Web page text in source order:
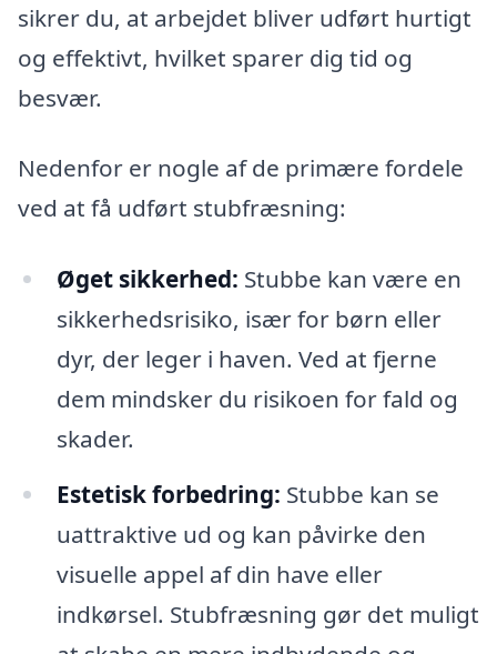
sikrer du, at arbejdet bliver udført hurtigt
og effektivt, hvilket sparer dig tid og
besvær.
Nedenfor er nogle af de primære fordele
ved at få udført stubfræsning:
Øget sikkerhed: Stubbe kan være en
sikkerhedsrisiko, især for børn eller
dyr, der leger i haven. Ved at fjerne
dem mindsker du risikoen for fald og
skader.
Estetisk forbedring: Stubbe kan se
uattraktive ud og kan påvirke den
visuelle appel af din have eller
indkørsel. Stubfræsning gør det muligt